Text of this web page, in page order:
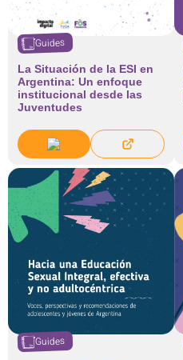
Guides
La Situación de la ESI en
Argentina: Un enfoque
institucional desde las
Juventudes
Guides